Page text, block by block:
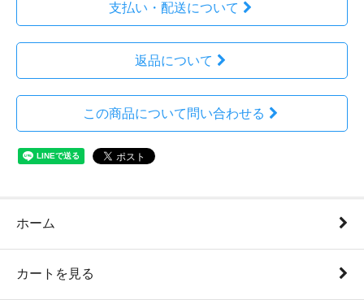
支払い・配送について
返品について
この商品について問い合わせる
ホーム
カートを見る